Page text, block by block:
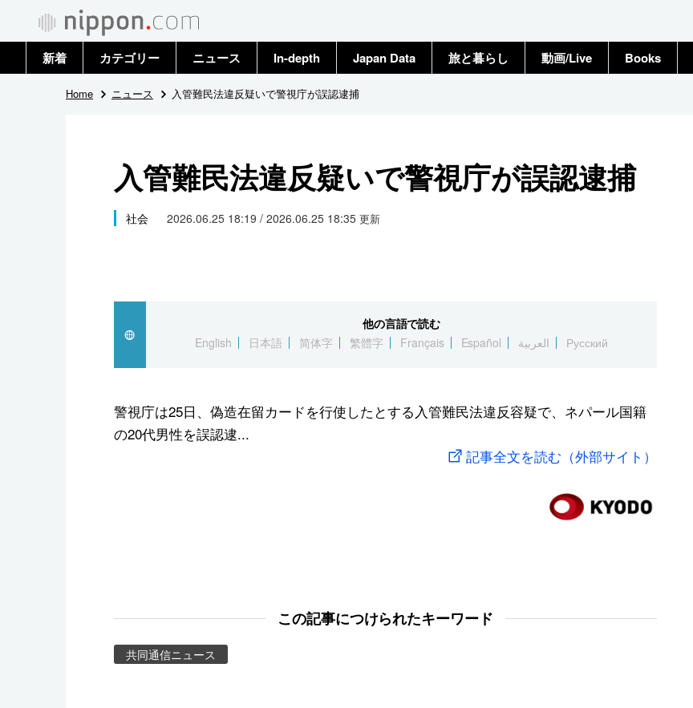
新着 カテゴリー
政治・外交
科学・技術
暮らし
ニュース
トップ
In-depth Japan Data 旅と暮らし 動画/Live Books
Home ニュース 入管難民法違反疑いで警視庁が誤認逮捕
入管難民法違反疑いで警視庁が誤認逮捕
社会 2026.06.25 18:19 / 2026.06.25 18:35 更新
他の言語で読む
English
日本語 简体字 繁體字 Français Español العربية Русский
警視庁は25日、偽造在留カードを行使したとする入管難民法違反容疑で、ネパール国籍
の20代男性を誤認逮...
記事全文を読む（外部サイト）
この記事につけられたキーワード
共同通信ニュース